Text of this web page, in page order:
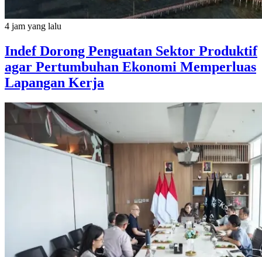
4 jam yang lalu
Indef Dorong Penguatan Sektor Produktif
agar Pertumbuhan Ekonomi Memperluas
Lapangan Kerja